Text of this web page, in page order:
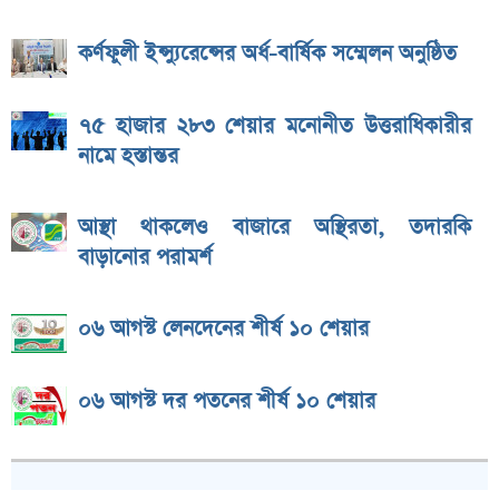
কর্ণফুলী ইন্স্যুরেন্সের অর্ধ-বার্ষিক সম্মেলন অনুষ্ঠিত
৭৫ হাজার ২৮৩ শেয়ার মনোনীত উত্তরাধিকারীর
নামে হস্তান্তর
আস্থা থাকলেও বাজারে অস্থিরতা, তদারকি
বাড়ানোর পরামর্শ
০৬ আগস্ট লেনদেনের শীর্ষ ১০ শেয়ার
০৬ আগস্ট দর পতনের শীর্ষ ১০ শেয়ার